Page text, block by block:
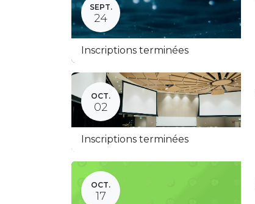
SEPT.
24
Inscriptions terminées
OCT.
02
Inscriptions terminées
OCT.
17